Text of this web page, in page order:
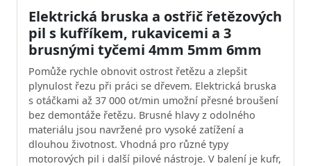
Elektrická bruska a ostřič řetězových
pil s kufříkem, rukavicemi a 3
brusnými tyčemi 4mm 5mm 6mm
Pomůže rychle obnovit ostrost řetězu a zlepšit
plynulost řezu při práci se dřevem. Elektrická bruska
s otáčkami až 37 000 ot/min umožní přesné broušení
bez demontáže řetězu. Brusné hlavy z odolného
materiálu jsou navržené pro vysoké zatížení a
dlouhou životnost. Vhodná pro různé typy
motorových pil i další pilové nástroje. V balení je kufr,